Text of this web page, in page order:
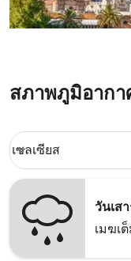
สภาพภูมิอากา
Weather unit option
เซลเซียส
keyboard_arrow_down
วันเส
เมฆเ